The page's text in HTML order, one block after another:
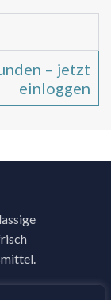
– jetzt
einloggen